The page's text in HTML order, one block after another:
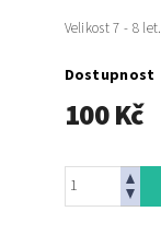
Velikost 7 - 8 let.
Dostupnost
100 Kč